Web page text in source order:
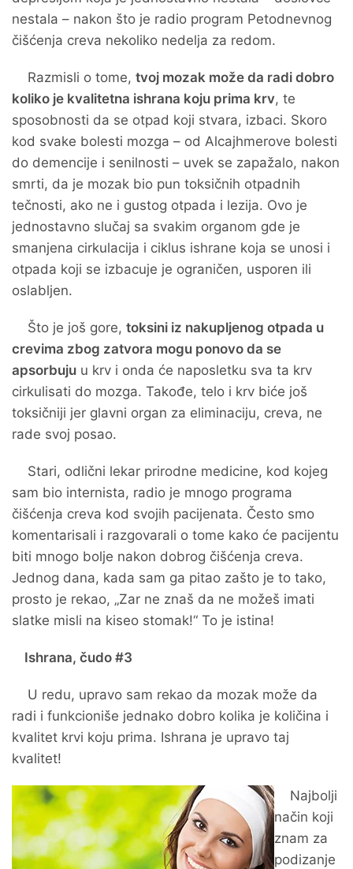
nestala – nakon što je radio program Petodnevnog
čišćenja creva nekoliko nedelja za redom.
Razmisli o tome, tvoj mozak može da radi dobro
koliko je kvalitetna ishrana koju prima krv, te
sposobnosti da se otpad koji stvara, izbaci. Skoro
kod svake bolesti mozga – od Alcajhmerove bolesti
do demencije i senilnosti – uvek se zapažalo, nakon
smrti, da je mozak bio pun toksičnih otpadnih
tečnosti, ako ne i gustog otpada i lezija. Ovo je
jednostavno slučaj sa svakim organom gde je
smanjena cirkulacija i ciklus ishrane koja se unosi i
otpada koji se izbacuje je ograničen, usporen ili
oslabljen.
Što je još gore, toksini iz nakupljenog otpada u
crevima zbog zatvora mogu ponovo da se
apsorbuju u krv i onda će naposletku sva ta krv
cirkulisati do mozga. Takođe, telo i krv biće još
toksičniji jer glavni organ za eliminaciju, creva, ne
rade svoj posao.
Stari, odlični lekar prirodne medicine, kod kojeg
sam bio internista, radio je mnogo programa
čišćenja creva kod svojih pacijenata. Često smo
komentarisali i razgovarali o tome kako će pacijentu
biti mnogo bolje nakon dobrog čišćenja creva.
Jednog dana, kada sam ga pitao zašto je to tako,
prosto je rekao, „Zar ne znaš da ne možeš imati
slatke misli na kiseo stomak!“ To je istina!
Ishrana, čudo #3
U redu, upravo sam rekao da mozak može da
radi i funkcioniše jednako dobro kolika je količina i
kvalitet krvi koju prima. Ishrana je upravo taj
kvalitet!
Najbolji
način koji
znam za
podizanje